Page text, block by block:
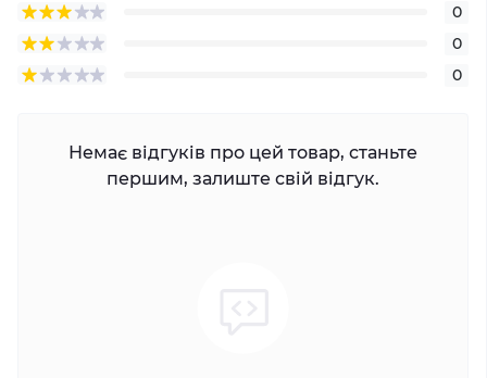
0
0
0
Немає відгуків про цей товар, станьте
першим, залиште свій відгук.